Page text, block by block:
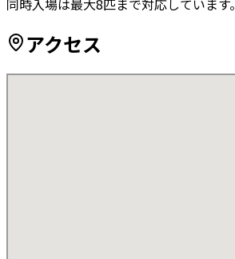
同時入場は最大8匹まで対応しています。
アクセス